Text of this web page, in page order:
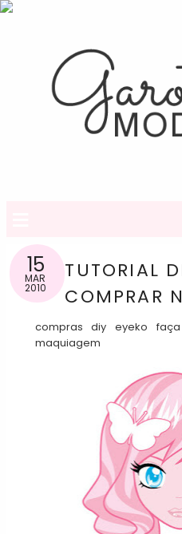
15
MAR
2010
TUTORIAL
COMPRAR
compras diy eyeko
maquiagem